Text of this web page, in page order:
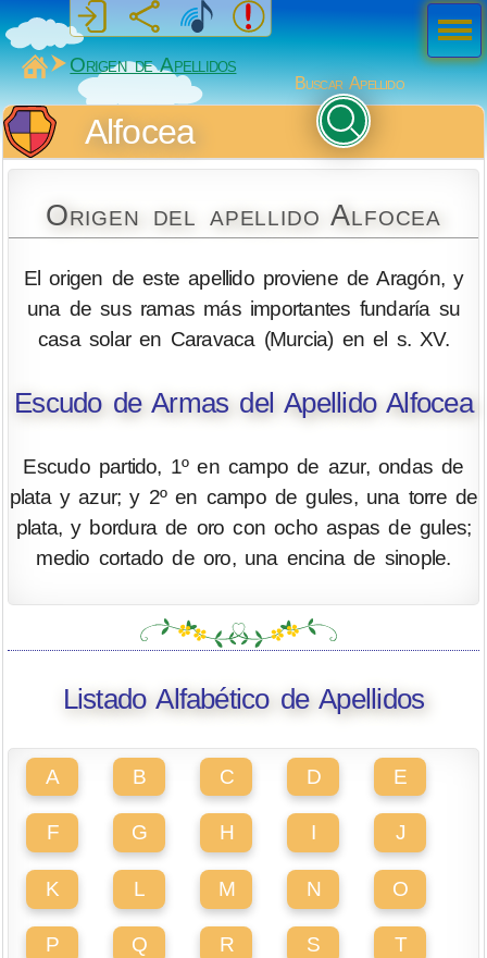
MiSabueso
Origen de Apellidos
Buscar Apellido
Alfocea
Origen del apellido Alfocea
El origen de este apellido proviene de Aragón, y
una de sus ramas más importantes fundaría su
casa solar en Caravaca (Murcia) en el s. XV.
Escudo de Armas del Apellido Alfocea
Escudo partido, 1º en campo de azur, ondas de
plata y azur; y 2º en campo de gules, una torre de
plata, y bordura de oro con ocho aspas de gules;
medio cortado de oro, una encina de sinople.
Listado Alfabético de Apellidos
A B C D E
F G H I J
K L M N O
P Q R S T
Men
ú